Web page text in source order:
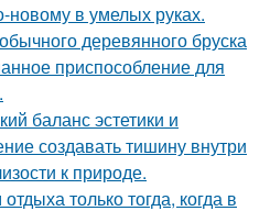
новому в умелых руках.
деревянного бруска
приспособление для
баланс эстетики и
создавать тишину внутри
к природе.
только тогда, когда в